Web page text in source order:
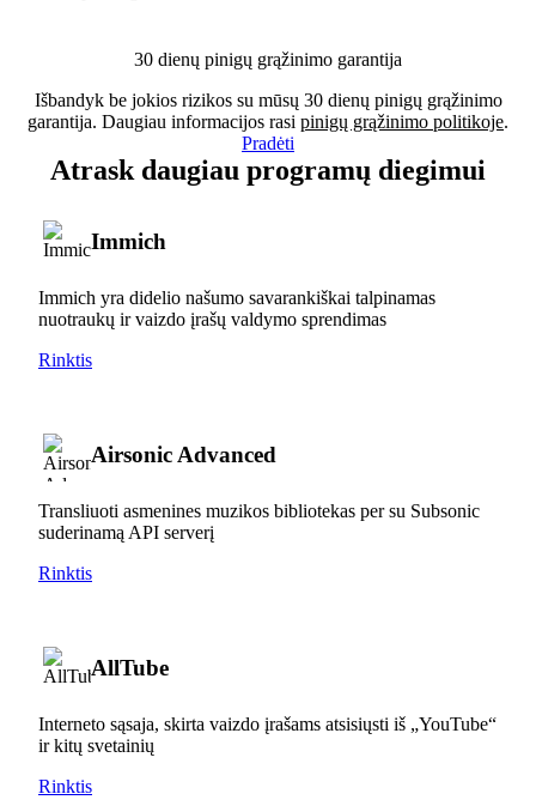
30 dienų pinigų grąžinimo garantija
Išbandyk be jokios rizikos su mūsų 30 dienų pinigų grąžinimo
garantija. Daugiau informacijos rasi pinigų grąžinimo politikoje.
Pradėti
Atrask daugiau programų diegimui
Immich
Immich yra didelio našumo savarankiškai talpinamas
nuotraukų ir vaizdo įrašų valdymo sprendimas
Rinktis
Airsonic Advanced
Transliuoti asmenines muzikos bibliotekas per su Subsonic
suderinamą API serverį
Rinktis
AllTube
Interneto sąsaja, skirta vaizdo įrašams atsisiųsti iš „YouTube“
ir kitų svetainių
Rinktis